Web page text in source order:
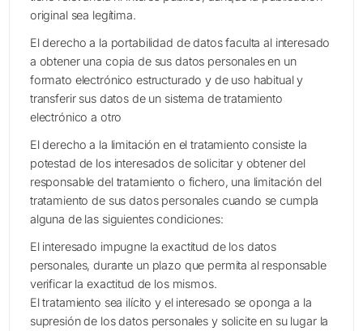
original sea legítima.
El derecho a la portabilidad de datos faculta al interesado
a obtener una copia de sus datos personales en un
formato electrónico estructurado y de uso habitual y
transferir sus datos de un sistema de tratamiento
electrónico a otro
El derecho a la limitación en el tratamiento consiste la
potestad de los interesados de solicitar y obtener del
responsable del tratamiento o fichero, una limitación del
tratamiento de sus datos personales cuando se cumpla
alguna de las siguientes condiciones:
El interesado impugne la exactitud de los datos
personales, durante un plazo que permita al responsable
verificar la exactitud de los mismos.
El tratamiento sea ilícito y el interesado se oponga a la
supresión de los datos personales y solicite en su lugar la